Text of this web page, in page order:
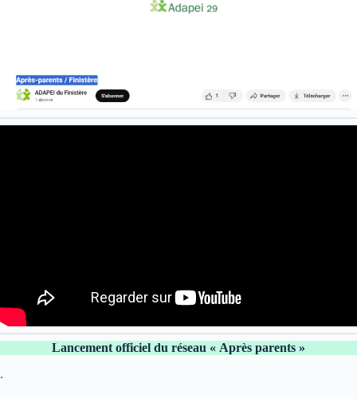
Lancement officiel du réseau « Après parents »
.